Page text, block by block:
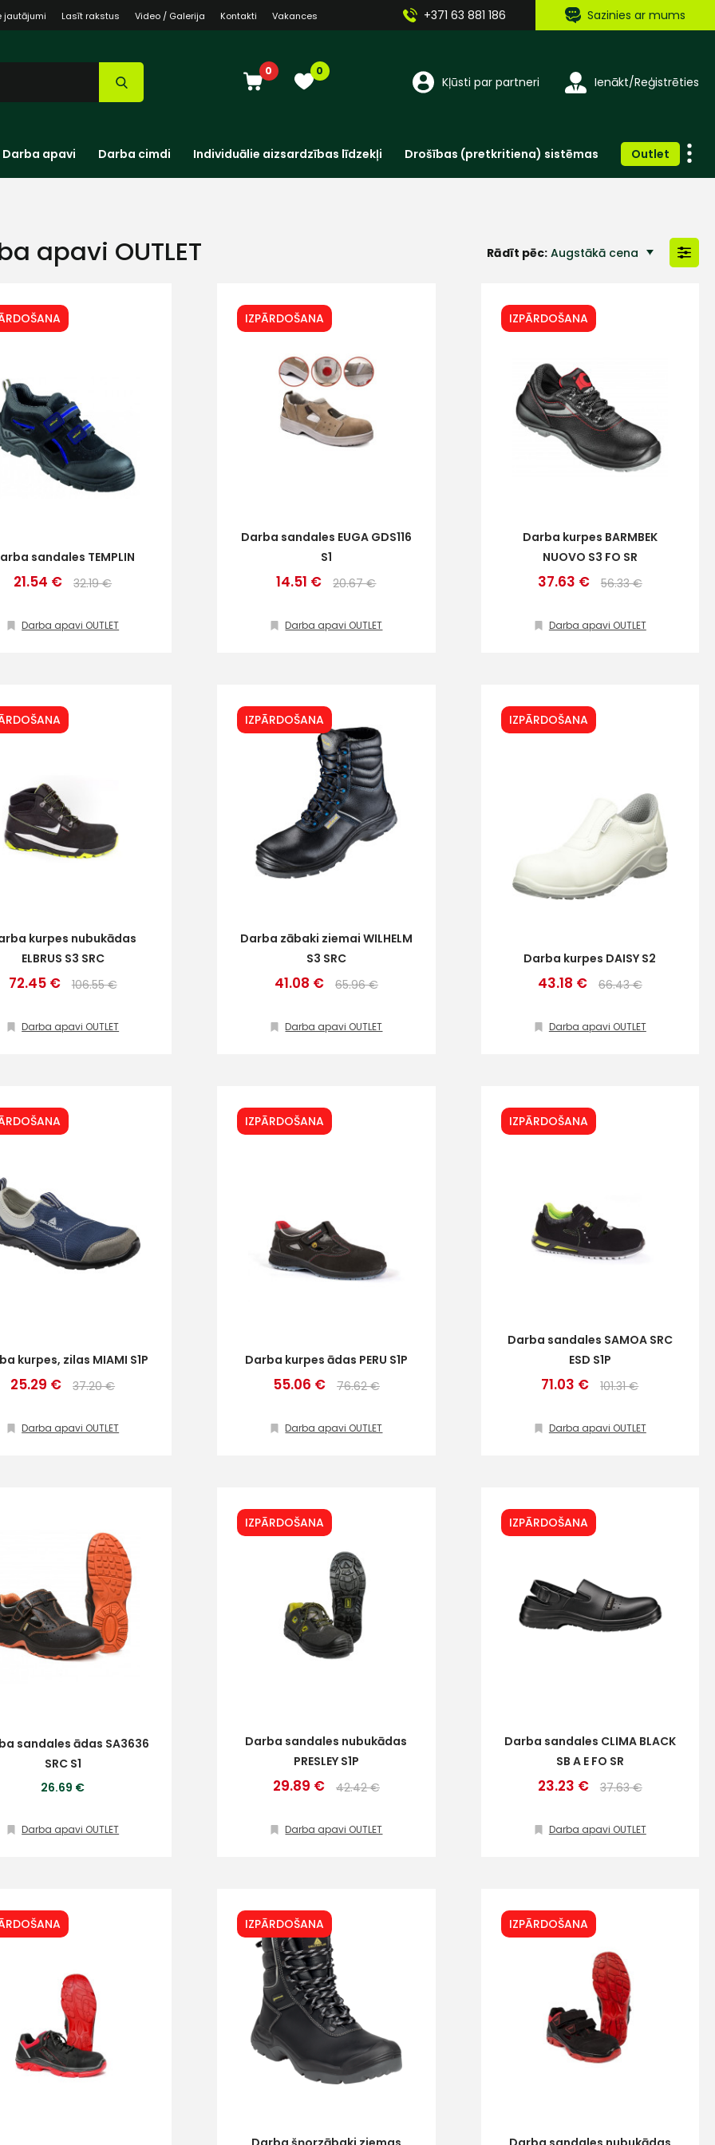
jautājumi Lasīt rakstus Video / Galerija Kontakti Vakances +371 63 881 186 Sazinies ar mums
0 0
Kļūsti par partneri Ienākt/Reģistrēties
Darba apavi Darba cimdi Individuālie aizsardzības līdzekļi Drošības (pretkritiena) sistēmas Outlet
apavi OUTLET Rādīt pēc: Augstākā cena
sandales TEMPLIN
21.54 € 32.19 €
Darba apavi OUTLET
IZPĀRDOŠANA
Darba sandales EUGA GDS116
S1
14.51 € 20.67 €
Darba apavi OUTLET
IZPĀRDOŠANA
Darba kurpes BARMBEK
NUOVO S3 FO SR
37.63 € 56.33 €
Darba apavi OUTLET
kurpes nubukādas
ELBRUS S3 SRC
72.45 € 106.55 €
Darba apavi OUTLET
IZPĀRDOŠANA
Darba zābaki ziemai WILHELM
S3 SRC
41.08 € 65.96 €
Darba apavi OUTLET
IZPĀRDOŠANA
Darba kurpes DAISY S2
43.18 € 66.43 €
Darba apavi OUTLET
kurpes, zilas MIAMI S1P
25.29 € 37.20 €
Darba apavi OUTLET
IZPĀRDOŠANA
Darba kurpes ādas PERU S1P
55.06 € 76.62 €
Darba apavi OUTLET
IZPĀRDOŠANA
Darba sandales SAMOA SRC
ESD S1P
71.03 € 101.31 €
Darba apavi OUTLET
sandales ādas SA3636
SRC S1
26.69 €
Darba apavi OUTLET
IZPĀRDOŠANA
Darba sandales nubukādas
PRESLEY S1P
29.89 € 42.42 €
Darba apavi OUTLET
IZPĀRDOŠANA
Darba sandales CLIMA BLACK
SB A E FO SR
23.23 € 37.63 €
Darba apavi OUTLET
IZPĀRDOŠANA IZPĀRDOŠANA
mums!
Atbildēsim
+